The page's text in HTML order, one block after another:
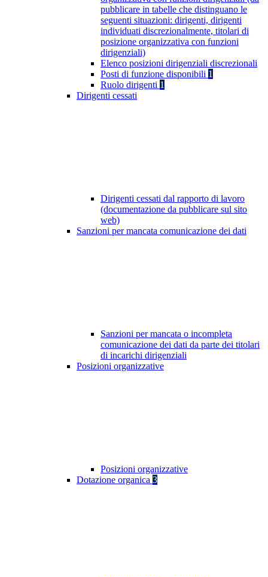
pubblicare in tabelle che distinguano le
seguenti situazioni: dirigenti, dirigenti
individuati discrezionalmente, titolari di
posizione organizzativa con funzioni
dirigenziali)
Elenco posizioni dirigenziali discrezionali
Posti di funzione disponibili 1
Ruolo dirigenti 1
Dirigenti cessati
Dirigenti cessati dal rapporto di lavoro
(documentazione da pubblicare sul sito
web)
Sanzioni per mancata comunicazione dei dati
Sanzioni per mancata o incompleta
comunicazione dei dati da parte dei titolari
di incarichi dirigenziali
Posizioni organizzative
Posizioni organizzative
Dotazione organica 3